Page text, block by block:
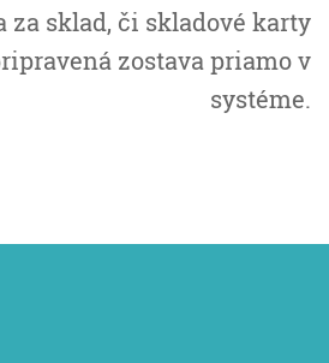
za sklad, či skladové karty
zostava priamo v
systéme.